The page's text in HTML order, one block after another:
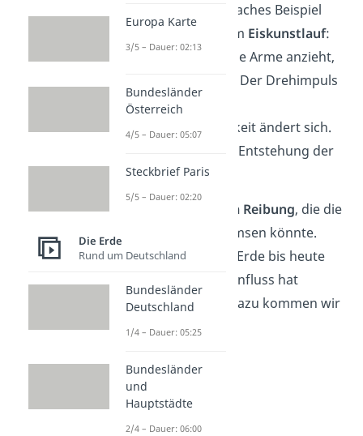
Ein einfaches Beispiel
kennst du vielleicht vom Eiskunstlauf:
Wenn ein Eisläufer seine Arme anzieht,
dreht er sich schneller. Der Drehimpuls
bleibt gleich, aber die
Rotationsgeschwindigkeit ändert sich.
Ähnlich lief das bei der Entstehung der
Erde ab.
Im Weltall gibt es
kaum Reibung, die die
Drehbewegung abbremsen könnte.
Deshalb dreht sich die Erde bis heute
weiter. Einen kleinen Einfluss hat
allerdings der Mond. Dazu kommen wir
weiter unten.
Europa Karte
3/5 – Dauer: 02:13
Bundesländer
Österreich
4/5 – Dauer: 05:07
Steckbrief Paris
5/5 – Dauer: 02:20
Die Erde
Rund um Deutschland
Bundesländer
Deutschland
1/4 – Dauer: 05:25
Bundesländer
und
Hauptstädte
2/4 – Dauer: 06:00